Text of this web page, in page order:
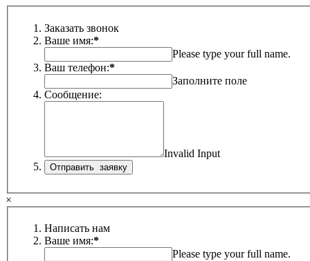
Заказать звонок
Ваше имя:*
Please type your full name.
Ваш телефон:*
Заполните поле
Сообщение:
Invalid Input
×
Написать нам
Ваше имя:*
Please type your full name.